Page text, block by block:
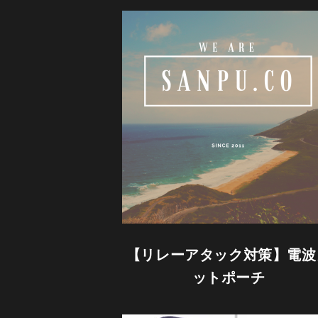
【リレーアタック対策】電
ットポーチ